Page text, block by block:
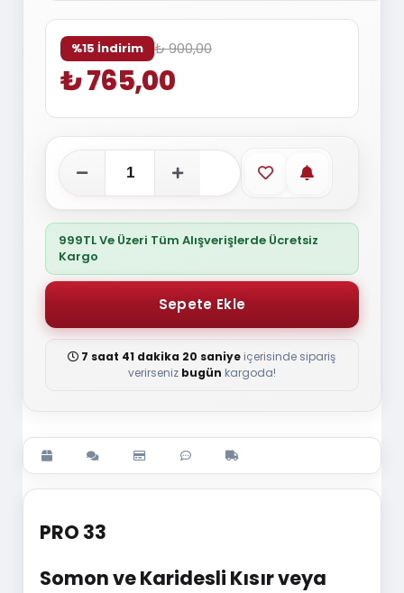
%15 İndirim ₺ 900,00
₺ 765,00
Favorilere ekle
Stoğa
999TL Ve Üzeri Tüm Alışverişlerde Ücretsiz
Kargo
7 saat 41 dakika 20 saniye içerisinde sipariş
verirseniz bugün kargoda!
PRO 33
Somon ve Karidesli Kısır veya